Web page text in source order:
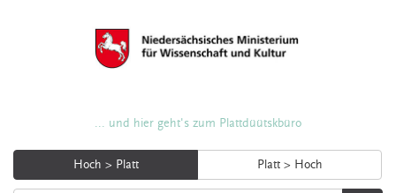
... und hier geht's zum Plattdüütskbüro
Hoch > Platt Platt > Hoch